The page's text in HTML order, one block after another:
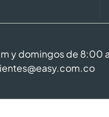
y domingos de 8:00